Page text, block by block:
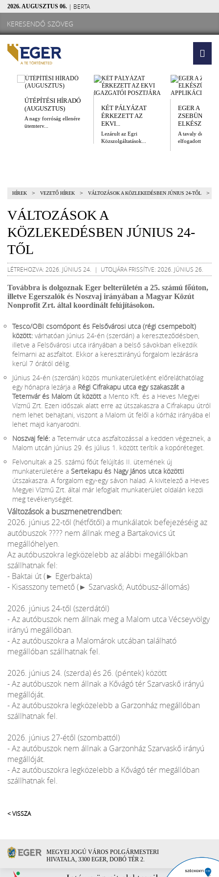
2026. AUGUSZTUS 06. | BERTA
ÚTÉPÍTÉSI HÍRADÓ
(AUGUSZTUS)
A nagy forróság ellenére
ütemterv...
KÉT PÁLYÁZAT
ÉRKEZETT AZ
EKVI...
Lezárult az Egri
Közszolgáltatások...
EGER A
ELKÉSZÜLT
A tavaly
elfogadott
HÍREK > VEZETŐ HÍREK > VÁLTOZÁSOK A KÖZLEKEDÉSBEN JÚNIUS 24-TŐL >
VÁLTOZÁSOK A
KÖZLEKEDÉSBEN JÚNIUS 24-
TŐL
LÉTREHOZVA: 2026. JÚNIUS 24. | UTOLJÁRA FRISSÍTVE: 2026. JÚNIUS 26.
Továbbra is dolgoznak Eger belterületén a 25. számú főúton,
illetve Egerszalók és Noszvaj irányában a Magyar Közút
Nonprofit Zrt. által koordinált felújításokon.
Tesco/OBI csomópont és Felsővárosi utca (régi csempebolt)
között: várhatóan június 24-én (szerdán) a kereszteződésben,
illetve a Felsővárosi utca irányában a belső sávokban elkezdik
felmarni az aszfaltot. Ekkor a keresztirányú forgalom lezárásra
kerül 7 órától délig.
Június 24-én (szerdán) közös munkaterületként előreláthatólag
egy hónapra lezárja a Régi Cifrakapu utca egy szakaszát a
Tetemvár és Malom út között a Mento Kft. és a Heves Megyei
Vízmű Zrt. Ezen időszak alatt erre az útszakaszra a Cifrakapu útról
nem lehet behajtani, viszont a Malom út felől a kórház irányába el
lehet majd kanyarodni.
Noszvaj felé: a Tetemvár utca aszfaltozással a kedden végeznek, a
Malom utcán június 29. és július 1. között terítik a kopóréteget.
Felvonultak a 25. számú főút felújítás II. ütemének új
munkaterületére a Sertekapu és Nagy János utca közötti
útszakaszra. A forgalom egy-egy sávon halad. A kivitelező a Heves
Megyei Vízmű Zrt. által már lefoglalt munkaterület oldalán kezdi
meg tevékenységét.
Változások a buszmenetrendben:
2026. június 22-től (hétfőtől) a munkálatok befejezéséig az
autóbuszok ???? nem állnak meg a Bartakovics út
megállóhelyen.
Az autóbuszokra legközelebb az alábbi megállókban
szállhatnak fel:
- Baktai út (► Egerbakta)
- Kisasszony temető (► Szarvaskő; Autóbusz-állomás)
2026. június 24-től (szerdától)
- Az autóbuszok nem állnak meg a Malom utca Vécseyvölgy
irányú megállóban.
- Az autóbuszokra a Malomárok utcában található
megállóban szállhatnak fel.
2026. június 24. (szerda) és 26. (péntek) között
- Az autóbuszok nem állnak a Kővágó tér Szarvaskő irányú
megállóját.
- Az autóbuszokra legközelebb a Garzonház megállóban
szállhatnak fel.
2026. június 27-étől (szombattól)
- Az autóbuszok nem állnak a Garzonház Szarvaskő irányú
megállóját.
- Az autóbuszokra legközelebb a Kővágó tér megállóban
szállhatnak fel.
< VISSZA
MEGYEI JOGÚ VÁROS POLGÁRMESTERI
HIVATALA, 3300 EGER, DOBÓ TÉR 2.